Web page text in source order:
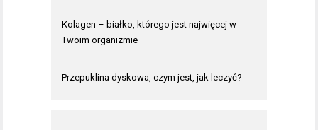
Kolagen – białko, którego jest najwięcej w
Twoim organizmie
Przepuklina dyskowa, czym jest, jak leczyć?